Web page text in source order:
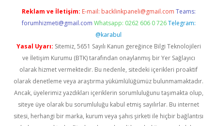
Reklam ve İletişim: E-mail: backlinkpaneli@gmail.com Teams:
forumhizmeti@gmail.com Whatsapp: 0262 606 0 726 Telegram:
@karabul
Yasal Uyarı: Sitemiz, 5651 Sayılı Kanun gereğince Bilgi Teknolojileri
ve İletişim Kurumu (BTK) tarafından onaylanmış bir Yer Sağlayıcı
olarak hizmet vermektedir. Bu nedenle, sitedeki içerikleri proaktif
olarak denetleme veya araştırma yükümlülüğümüz bulunmamaktadır.
Ancak, üyelerimiz yazdıkları içeriklerin sorumluluğunu taşımakta olup,
siteye üye olarak bu sorumluluğu kabul etmiş sayılırlar. Bu internet
sitesi, herhangi bir marka, kurum veya şahıs şirketi ile hiçbir bağlantısı